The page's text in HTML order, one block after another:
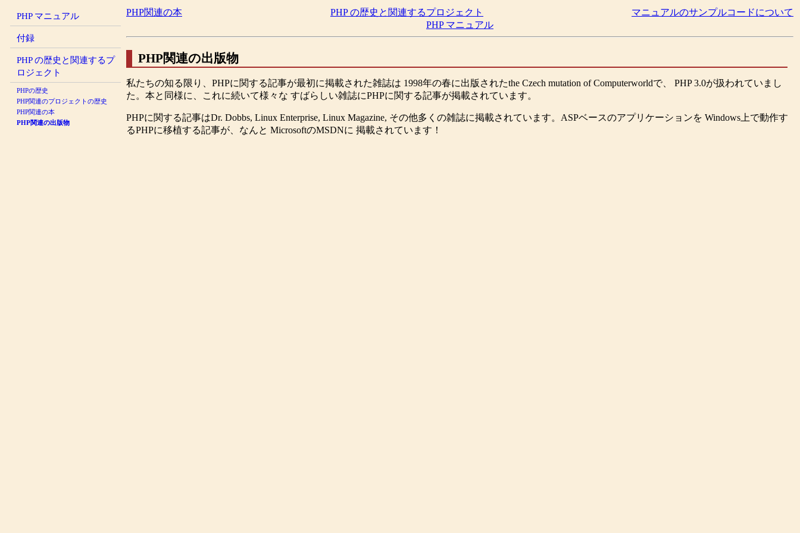
PHP マニュアル
付録
PHP の歴史と関連するプ
ロジェクト
PHPの歴史
PHP関連のプロジェクトの歴史
PHP関連の本
PHP関連の出版物
PHP関連の本 マニュアルのサンプルコードについて
PHP の歴史と関連するプロジェクト
PHP マニュアル
PHP関連の出版物
私たちの知る限り、PHPに関する記事が最初に掲載された雑誌は 1998年の春に出版されたthe Czech mutation of Computerworldで、 PHP 3.0が扱われていまし
た。本と同様に、これに続いて様々な すばらしい雑誌にPHPに関する記事が掲載されています。
PHPに関する記事はDr. Dobbs, Linux Enterprise, Linux Magazine, その他多くの雑誌に掲載されています。ASPベースのアプリケーションを Windows上で動作す
るPHPに移植する記事が、なんと MicrosoftのMSDNに 掲載されています！